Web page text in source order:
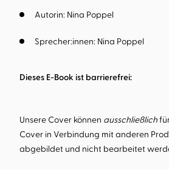
Autorin: Nina Poppel
Sprecher:innen: Nina Poppel
Dieses E-Book ist barrierefrei:
Unsere Cover können ausschließlich
Cover in Verbindung mit anderen
abgebildet und nicht bearbeitet